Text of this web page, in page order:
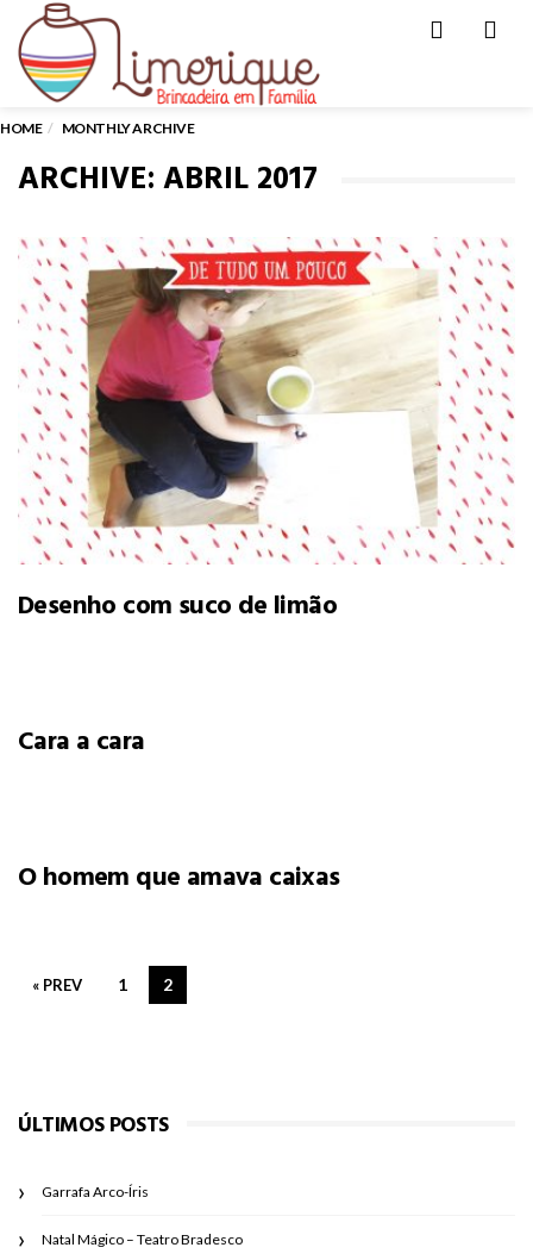
HOME MONTHLY ARCHIVE
ARCHIVE: ABRIL 2017
Desenho com suco de limão
Cara a cara
O homem que amava caixas
« PREV 1 2
ÚLTIMOS POSTS
Garrafa Arco-Íris
Natal Mágico – Teatro Bradesco